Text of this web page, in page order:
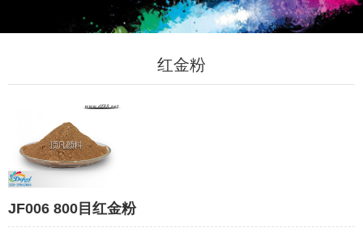
红金粉
JF006 800目红金粉